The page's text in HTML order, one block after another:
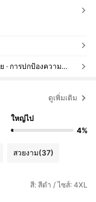
มีบริการเก็บเงินปลายทาง · การชำระเงินที่ปลอดภัย · การปกป้องความเป็นส่วนตัว
ดูเพิ่มเติม
ใหญ่ไป
4%
สวยงาม(37)
สี: สีดำ / ไซส์: 4XL